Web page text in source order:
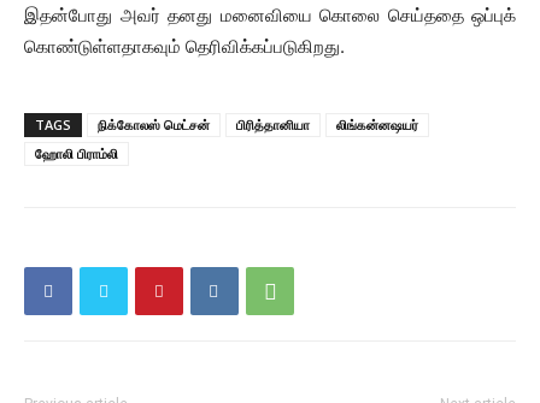
இதன்போது அவர் தனது மனைவியை கொலை செய்ததை ஒப்புக்
கொண்டுள்ளதாகவும் தெரிவிக்கப்படுகிறது.
TAGS நிக்கோலஸ் மெட்சன் பிரித்தானியா
லிங்கன்னஷயர்
ஹோலி பிராம்லி